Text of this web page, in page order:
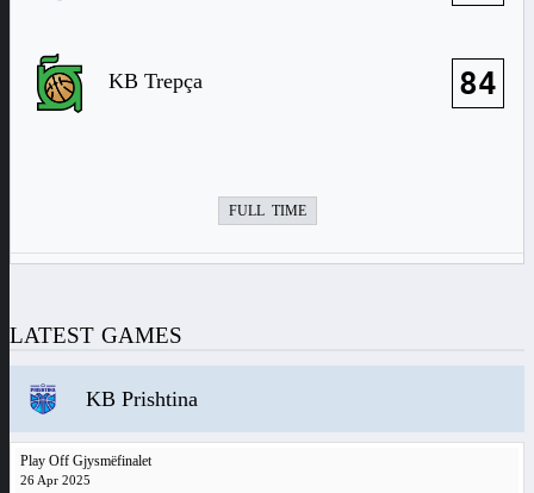
KB Trepça 84
FULL TIME
LATEST GAMES
KB Prishtina
Play Off Gjysmëfinalet
26 Apr 2025